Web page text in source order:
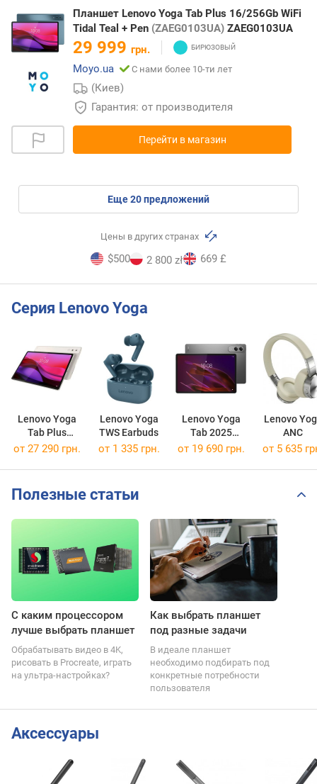
Планшет Lenovo Yoga Tab Plus 16/256Gb WiFi
Tidal Teal + Pen (ZAEG0103UA) ZAEG0103UA
29 999 грн.
Moyo.ua
С нами более 10-ти лет
(Киев)
Гарантия: от производителя
Перейти в магазин
eще20предложений
Цены в других странах
$500 2 800 zł 669 £
Серия Lenovo Yoga
Lenovo Yoga
Tab Plus
256GB
Lenovo Yoga
TWS Earbuds
Lenovo Yoga
Tab 2025
256GB/8GB
Lenovo
ANC
от 27 290 грн. от 1 335 грн. от 19 690 грн. от 5 635
Полезные статьи
С каким процессором
лучше выбрать планшет
Обрабатывать видео в 4K,
рисовать в Procreate, играть
на ультра-настройках?
Как выбрать планшет
под разные задачи
В идеале планшет
необходимо подбирать под
конкретные потребности
пользователя
Аксессуары